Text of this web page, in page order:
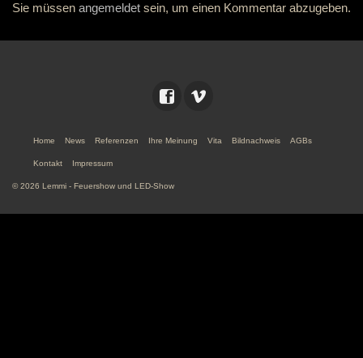
Sie müssen angemeldet sein, um einen Kommentar abzugeben.
Home News Referenzen Ihre Meinung Vita Bildnachweis AGBs
Kontakt Impressum
© 2026 Lemmi - Feuershow und LED-Show